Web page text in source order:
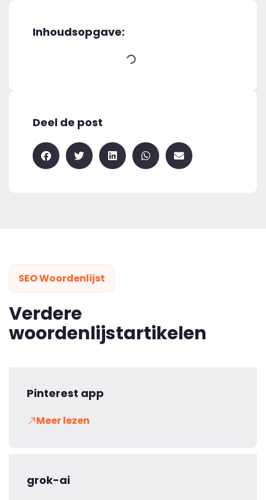
Inhoudsopgave:
Deel de post
SEO Woordenlijst
Verdere
woordenlijstartikelen
Pinterest app
Meer lezen
grok-ai